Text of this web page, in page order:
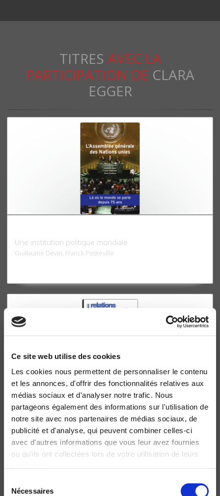
Ce site web utilise des cookies
Les cookies nous permettent de personnaliser le contenu
et les annonces, d'offrir des fonctionnalités relatives aux
médias sociaux et d'analyser notre trafic. Nous
partageons également des informations sur l'utilisation de
notre site avec nos partenaires de médias sociaux, de
publicité et d'analyse, qui peuvent combiner celles-ci
avec d'autres informations que vous leur avez fournies
ou qu'ils ont collectées lors de votre utilisation de leurs
Nécessaires
TITRES AVEC LA
PARTICIPATION DE CLARA
EGGER
Une institution politique mondiale
Guillaume Devin, Franck Petiteville
L'Union européenne et la paix
Anne Bazin, Charles Tenenbaum